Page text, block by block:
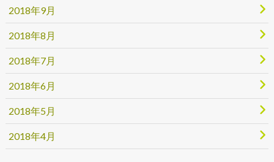
2018年9月
2018年8月
2018年7月
2018年6月
2018年5月
2018年4月